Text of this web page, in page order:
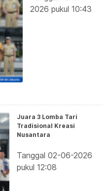
2026 pukul 10:43
Juara 3 Lomba Tari
Tradisional Kreasi
Nusantara
Tanggal 02-06-2026
pukul 12:08